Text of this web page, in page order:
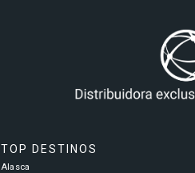
TOP DESTINOS
Alasca